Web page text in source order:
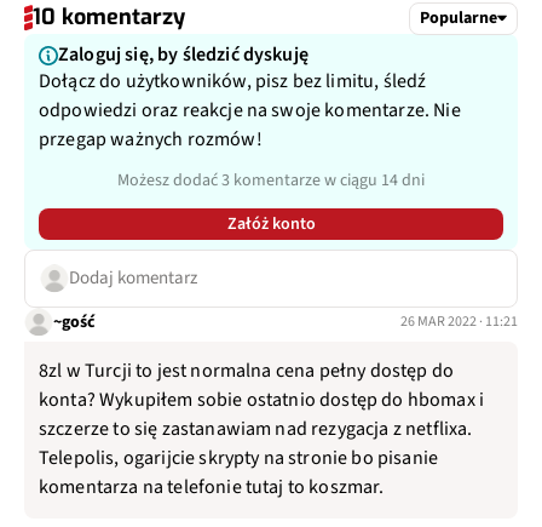
10 komentarzy Popularne
Zaloguj się, by śledzić dyskuję
Dołącz do użytkowników, pisz bez limitu, śledź
odpowiedzi oraz reakcje na swoje komentarze. Nie
przegap ważnych rozmów!
Możesz dodać 3 komentarze w ciągu 14 dni
Załóż konto
Dodaj komentarz
~gość 26 MAR 2022 · 11:21
8zl w Turcji to jest normalna cena pełny dostęp do
konta? Wykupiłem sobie ostatnio dostęp do hbomax i
szczerze to się zastanawiam nad rezygacja z netflixa.
Telepolis, ogarijcie skrypty na stronie bo pisanie
komentarza na telefonie tutaj to koszmar.